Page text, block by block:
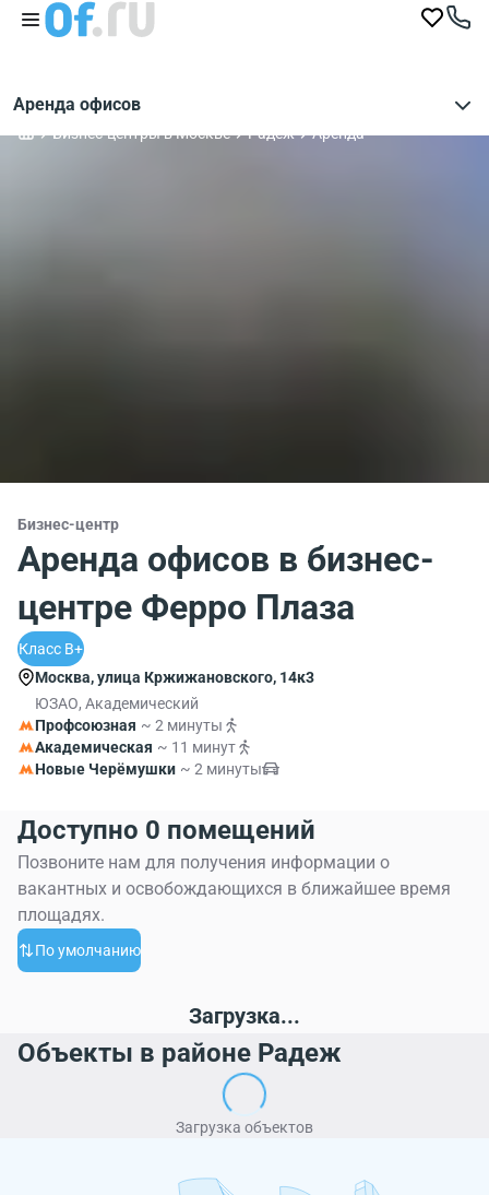
Аренда офисов
Бизнес-центры в Москве Радеж Аренда
Бизнес-центр
Аренда офисов в бизнес-
центре Ферро Плаза
Класс B+
Москва, улица Кржижановского, 14к3
ЮЗАО, Академический
Профсоюзная ~ 2 минуты
Академическая ~ 11 минут
Новые Черёмушки ~ 2 минуты
Доступно 0 помещений
Позвоните нам для получения информации о
вакантных и освобождающихся в ближайшее время
площадях.
По умолчанию
Загрузка...
Объекты в районе Радеж
Загрузка объектов